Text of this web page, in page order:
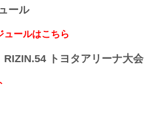
会場について
※ご招待のお客様
レスへ、9月27日にお送りしております。
「『RIZIN LANDMARK vol.1』来場者情
日時
定）/ 14:00開始（予定）
RIZIN FFオフィシャルサイトにてご案内
します。
ール
ールはこちら
RIZIN.54 トヨタアリーナ大会